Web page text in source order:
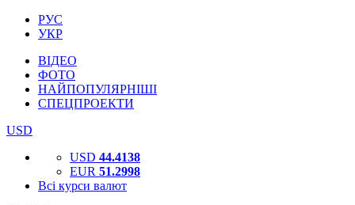
РУС
УКР
ВІДЕО
ФОТО
НАЙПОПУЛЯРНІШІ
СПЕЦПРОЕКТИ
USD
USD 44.4138
EUR 51.2998
Всі курси валют